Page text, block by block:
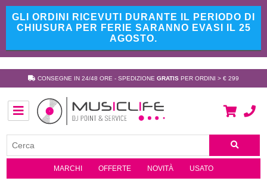
GLI ORDINI RICEVUTI DURANTE IL PERIODO DI
CHIUSURA PER FERIE SARANNO EVASI IL 25
AGOSTO.
CONSEGNE IN 24/48 ORE - SPEDIZIONE GRATIS PER ORDINI > € 299
MARCHI OFFERTE NOVITÀ USATO